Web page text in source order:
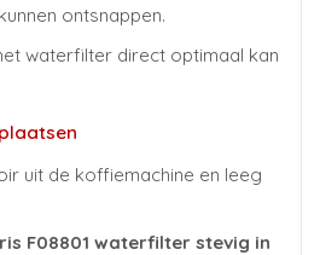
ontsnappen.
waterfilter direct optimaal kan
uit de koffiemachine en leeg
F08801 waterfilter stevig in